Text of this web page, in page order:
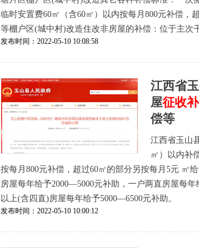
临时安置费60㎡（含60㎡）以内按每月800元补偿，
等棚户区(城中村)改造住改非房屋的补偿：位于主次
发布时间：2022-05-10 10:08:58
江西省
屋征收
偿等
江西省玉山
㎡）以内补
按每月800元补偿，超过60㎡的部分另按每月5元 ㎡
房屋每年给予2000—5000元补助，一户两直房屋每
以上(含四直)房屋每年给予5000—6500元补助。
发布时间：2022-05-10 10:00:12